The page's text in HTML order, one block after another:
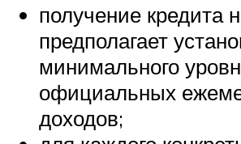
получение кредита
предполагает
минимального
официальных
доходов;